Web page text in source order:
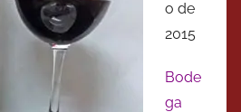
o de
2015
Bode
ga